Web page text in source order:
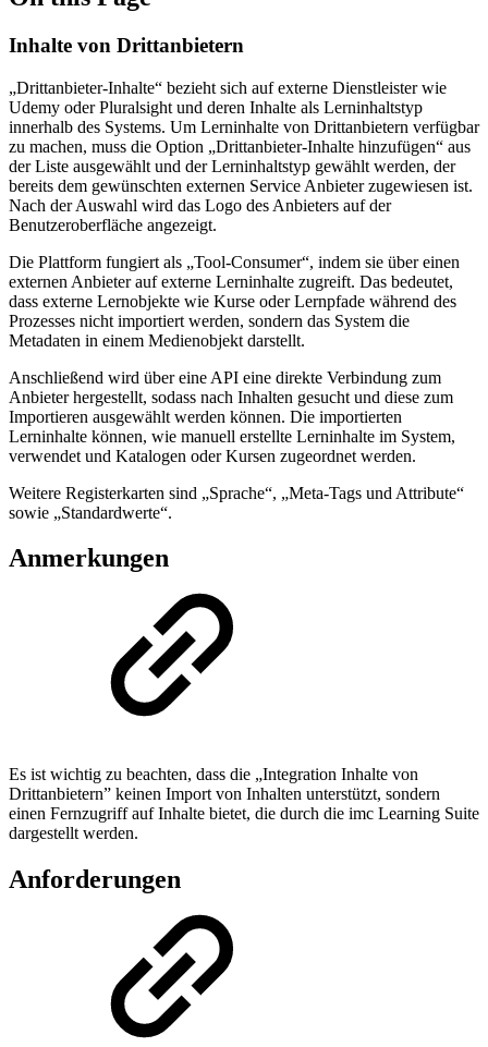
Inhalte von Drittanbietern
„Drittanbieter-Inhalte“ bezieht sich auf externe Dienstleister wie
Udemy oder Pluralsight und deren Inhalte als Lerninhaltstyp
innerhalb des Systems. Um Lerninhalte von Drittanbietern verfügbar
zu machen, muss die Option „Drittanbieter-Inhalte hinzufügen“ aus
der Liste ausgewählt und der Lerninhaltstyp gewählt werden, der
bereits dem gewünschten externen Service Anbieter zugewiesen ist.
Nach der Auswahl wird das Logo des Anbieters auf der
Benutzeroberfläche angezeigt.
Die Plattform fungiert als „Tool-Consumer“, indem sie über einen
externen Anbieter auf externe Lerninhalte zugreift. Das bedeutet,
dass externe Lernobjekte wie Kurse oder Lernpfade während des
Prozesses nicht importiert werden, sondern das System die
Metadaten in einem Medienobjekt darstellt.
Anschließend wird über eine API eine direkte Verbindung zum
Anbieter hergestellt, sodass nach Inhalten gesucht und diese zum
Importieren ausgewählt werden können. Die importierten
Lerninhalte können, wie manuell erstellte Lerninhalte im System,
verwendet und Katalogen oder Kursen zugeordnet werden.
Weitere Registerkarten sind „Sprache“, „Meta-Tags und Attribute“
sowie „Standardwerte“.
Anmerkungen
Es ist wichtig zu beachten, dass die „Integration Inhalte von
Drittanbietern” keinen Import von Inhalten unterstützt, sondern
einen Fernzugriff auf Inhalte bietet, die durch die imc Learning Suite
dargestellt werden.
Anforderungen